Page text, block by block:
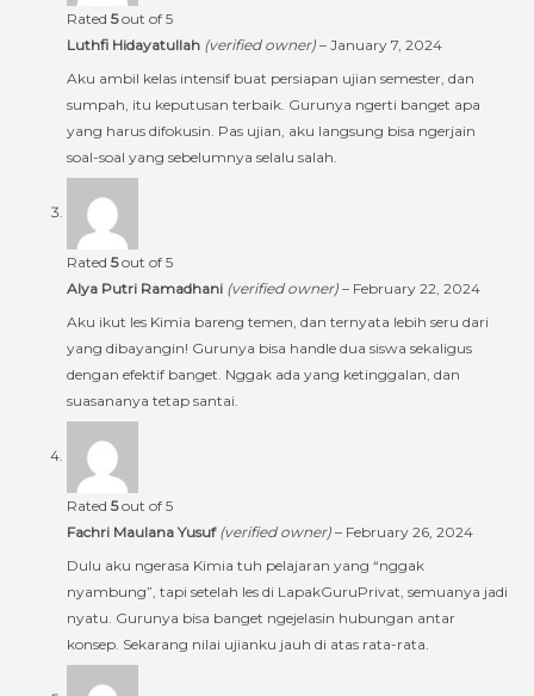
Rated 5out of 5
Luthfi Hidayatullah (verified owner) – January 7, 2024
Aku ambil kelas intensif buat persiapan ujian semester, dan
sumpah, itu keputusan terbaik. Gurunya ngerti banget apa
yang harus difokusin. Pas ujian, aku langsung bisa ngerjain
soal-soal yang sebelumnya selalu salah.
Rated 5out of 5
Alya Putri Ramadhani (verified owner) – February 22, 2024
Aku ikut les Kimia bareng temen, dan ternyata lebih seru dari
yang dibayangin! Gurunya bisa handle dua siswa sekaligus
dengan efektif banget. Nggak ada yang ketinggalan, dan
suasananya tetap santai.
Rated 5out of 5
Fachri Maulana Yusuf (verified owner) – February 26, 2024
Dulu aku ngerasa Kimia tuh pelajaran yang “nggak
nyambung”, tapi setelah les di LapakGuruPrivat, semuanya jadi
nyatu. Gurunya bisa banget ngejelasin hubungan antar
konsep. Sekarang nilai ujianku jauh di atas rata-rata.